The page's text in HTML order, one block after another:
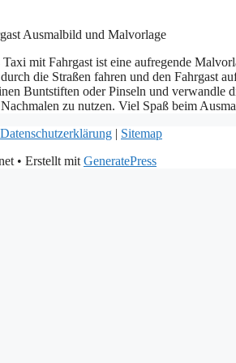
mit Fahrgast ist eine aufregende
durch die Straßen fahren und den Fahrgast
Buntstiften oder Pinseln und verwandle
zu nutzen. Viel Spaß beim
Datenschutzerklärung | Sitemap
• Erstellt mit GeneratePress